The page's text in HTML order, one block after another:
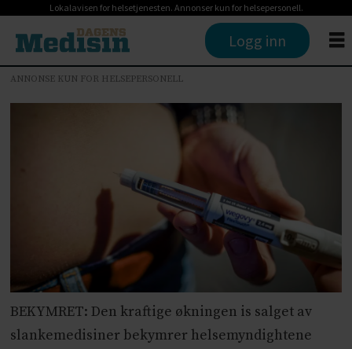
Lokalavisen for helsetjenesten. Annonser kun for helsepersonell.
Logg inn
ANNONSE KUN FOR HELSEPERSONELL
BEKYMRET: Den kraftige økningen is salget av
slankemedisiner bekymrer helsemyndightene